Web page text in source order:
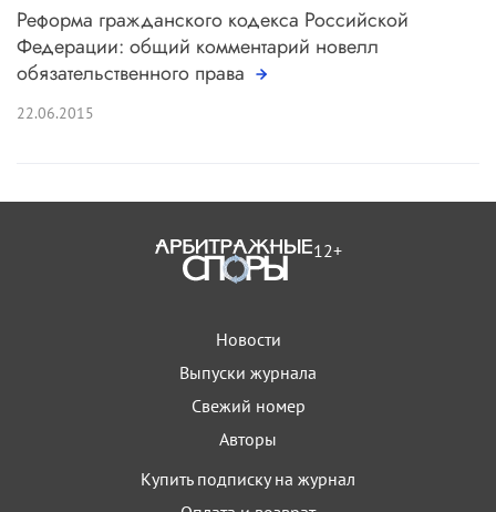
Реформа гражданского кодекса Российской
Федерации: общий комментарий новелл
обязательственного права
22.06.2015
12+
Новости
Выпуски журнала
Свежий номер
Авторы
Купить подписку на журнал